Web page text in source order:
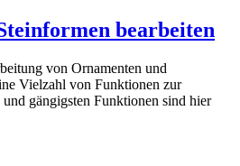
bearbeiten
von Ornamenten und
Vielzahl von Funktionen zur
gängigsten Funktionen sind hier